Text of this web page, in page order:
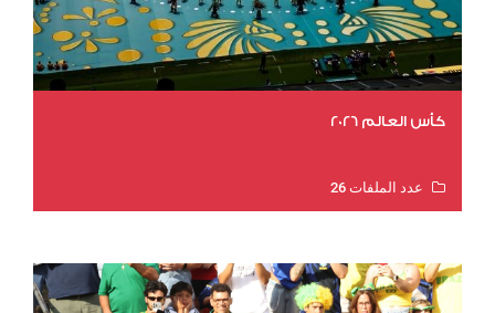
كأس العالم 2026
عدد الملفات 26